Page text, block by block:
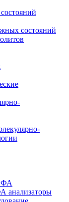
состояний
анализаторы